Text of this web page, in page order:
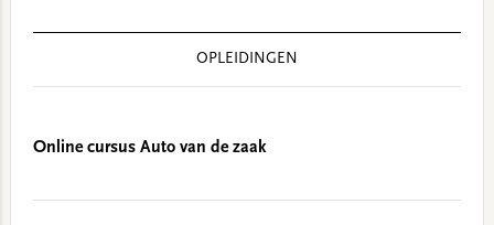
OPLEIDINGEN
Online cursus Auto van de zaak